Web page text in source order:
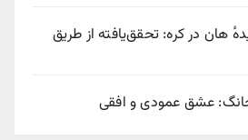
هان در کره: تحقق‌یافته از طریق
عشق عمودی و افقی